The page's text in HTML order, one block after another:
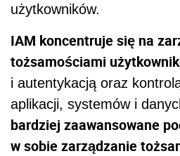
użytkowników.
IAM koncentruje się na
tożsamościami
i autentykacją oraz
aplikacji, systemów i
bardziej zaawansowane
w sobie zarządzanie